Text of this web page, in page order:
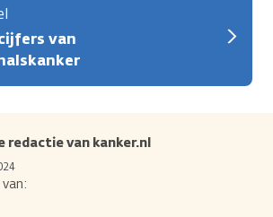
van
redactie van kanker.nl